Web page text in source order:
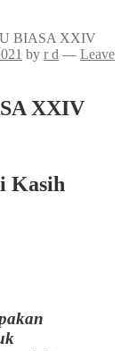
BIASA XXIV
by r d — Leave
XXIV
Kasih